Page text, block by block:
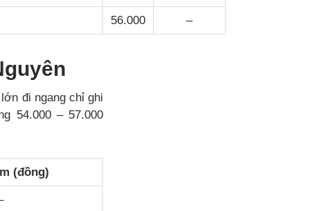
56.000 –
đi ngang chỉ ghi
54.000 – 57.000
(đồng)